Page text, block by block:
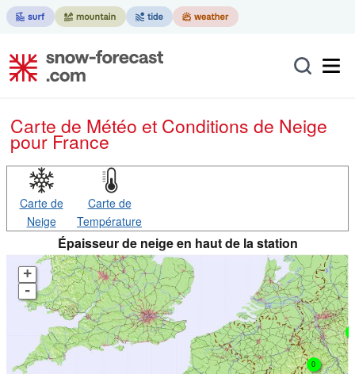
Carte de Météo et Conditions de Neige
pour France
Carte de
Neige
Carte de
Température
Épaisseur de neige en haut de la station
+
-
0